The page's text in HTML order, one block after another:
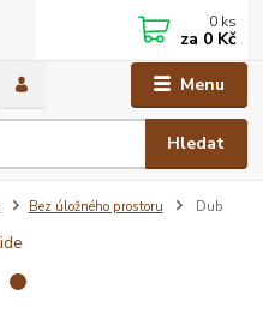
Menu
Hledat
0 ks
za 0 Kč
Bez úložného prostoru Dub